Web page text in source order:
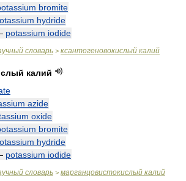
bromite
hydride
potassium iodide
словарь > ксантогеновокислый калий
калий
azide
oxide
bromite
hydride
potassium iodide
словарь > марганцовистокислый калий